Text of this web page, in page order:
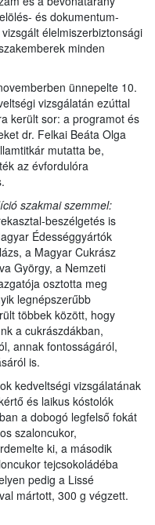
és dokumentum-
élelmiszerbiztonsági
minden
ünnepelte 10.
vizsgálatán ezúttal
került sor: a programot és
dr. Felkai Beáta Olga
mutatta be,
az évfordulóra
szakmai szemmel:
beszélgetés is
Édességgyártók
a Magyar Cukrász
György, a Nemzeti
osztotta meg
legnépszerűbb
többek között, hogy
a cukrászdákban,
annak fontosságáról,
is.
kedveltségi vizsgálatának
és laikus kóstolók
a dobogó legfelső fokát
szaloncukor,
ki, a második
tejcsokoládéba
pedig a Lissé
mártott, 300 g végzett.